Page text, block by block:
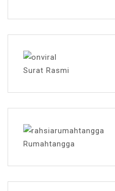
Surat Rasmi
Rumahtangga